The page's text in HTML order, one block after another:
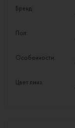
Бренд:
Пол:
Особенности:
Цвет линз: